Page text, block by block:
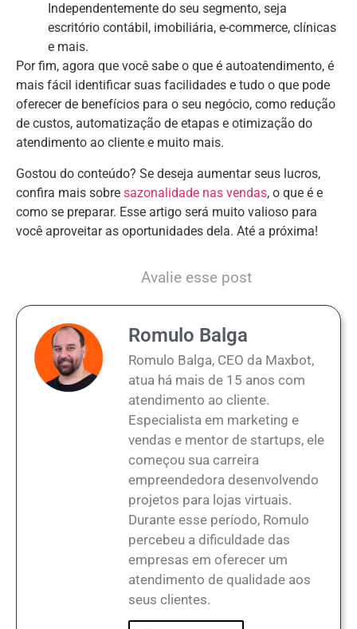
Independentemente do seu segmento, seja
escritório contábil, imobiliária, e-commerce, clínicas
e mais.
Por fim, agora que você sabe o que é autoatendimento, é
mais fácil identificar suas facilidades e tudo o que pode
oferecer de benefícios para o seu negócio, como redução
de custos, automatização de etapas e otimização do
atendimento ao cliente e muito mais.
Gostou do conteúdo? Se deseja aumentar seus lucros,
confira mais sobre sazonalidade nas vendas, o que é e
como se preparar. Esse artigo será muito valioso para
você aproveitar as oportunidades dela. Até a próxima!
Avalie esse post
Romulo Balga
Romulo Balga, CEO da Maxbot,
atua há mais de 15 anos com
atendimento ao cliente.
Especialista em marketing e
vendas e mentor de startups, ele
começou sua carreira
empreendedora desenvolvendo
projetos para lojas virtuais.
Durante esse período, Romulo
percebeu a dificuldade das
empresas em oferecer um
atendimento de qualidade aos
seus clientes.